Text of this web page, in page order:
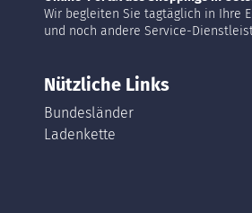
Wir begleiten Sie tagtäglich in Ihre
und noch andere Service-
Nützliche Links
Bundesländer
Ladenkette